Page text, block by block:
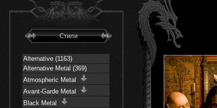
Стили
Alternative (1163)
Alternative Metal (369)
Atmospheric Metal
Avant-Garde Metal
Black Metal